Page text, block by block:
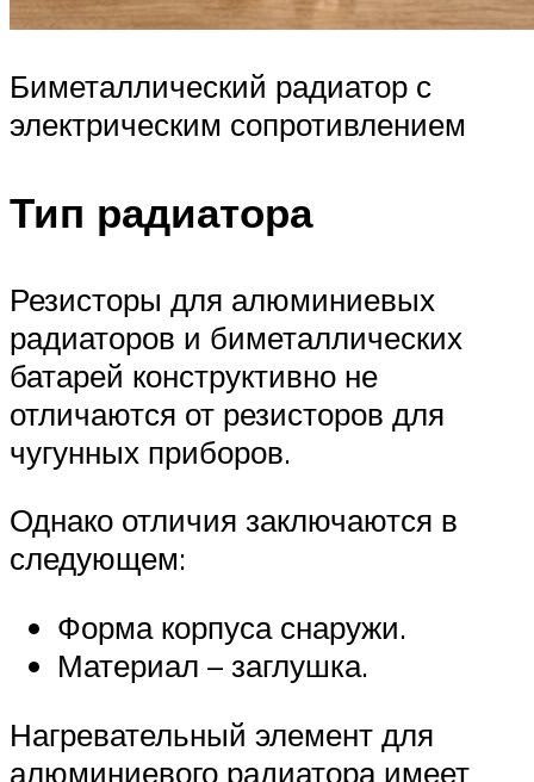
Биметаллический радиатор с
электрическим сопротивлением
Тип радиатора
Резисторы для алюминиевых
радиаторов и биметаллических
батарей конструктивно не
отличаются от резисторов для
чугунных приборов.
Однако отличия заключаются в
следующем:
Форма корпуса снаружи.
Материал – заглушка.
Нагревательный элемент для
алюминиевого радиатора имеет